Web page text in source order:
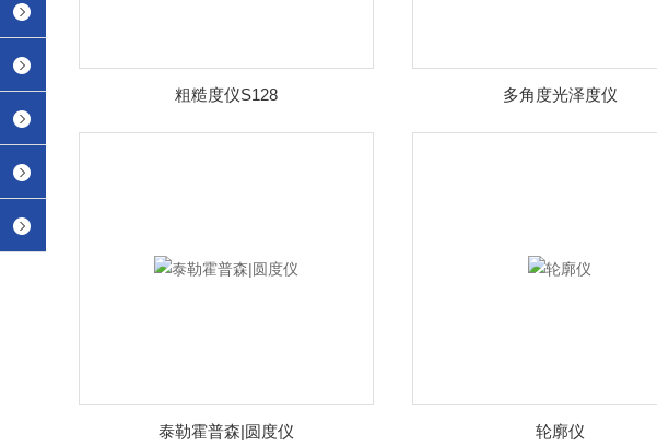
粗糙度仪S128 多角度光泽度仪
泰勒霍普森|圆度仪 轮廓仪